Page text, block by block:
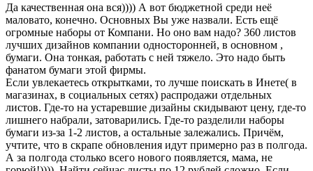
Да качественная она вся)))) А вот бюджетной среди неё
маловато, конечно. Основных Вы уже назвали. Есть ещё
огромные наборы от Компани. Но оно вам надо? 360 листов
лучших дизайнов компании односторонней, в основном ,
бумаги. Она тонкая, работать с ней тяжело. Это надо быть
фанатом бумаги этой фирмы.
Если увлекаетесь открытками, то лучше поискать в Инете( в
магазинах, в социальных сетях) распродажи отдельных
листов. Где-то на устаревшие дизайны скидывают цену, где-то
лишнего набрали, затоварились. Где-то разделили наборы
бумаги из-за 1-2 листов, а остальные залежались. Причём,
учтите, что в скрапе обновления идут примерно раз в полгода.
А за полгода столько всего нового появляется, мама, не